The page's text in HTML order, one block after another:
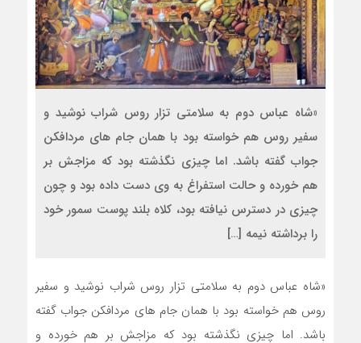
«شاه عباس دوم به سلامتی تزار روس شراب نوشید و
سفیر روس هم خواسته بود با همان جام های مردافکن
جواب گفته باشد. اما چیزی نگذشته بود که مزاجش بر
هم خورده و حالت استفراغ به وی دست داده بود و چون
چیزی در دسترس نیافته بود، کلاه بلند پوست سمور خود
را برداشته نیمه […]
«شاه عباس دوم به سلامتی تزار روس شراب نوشید و سفیر
روس هم خواسته بود با همان جام های مردافکن جواب گفته
باشد. اما چیزی نگذشته بود که مزاجش بر هم خورده و